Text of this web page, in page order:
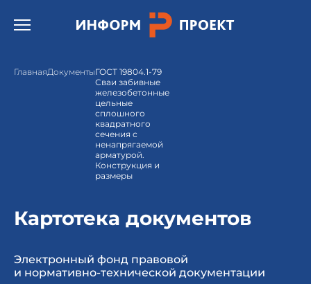
Открыть бургер меню.
ГлавнаяДокументыГОСТ 19804.1-79
Сваи забивные
железобетонные
цельные
сплошного
квадратного
сечения с
ненапрягаемой
арматурой.
Конструкция и
размеры
Картотека документов
Электронный фонд правовой
и нормативно-технической документации